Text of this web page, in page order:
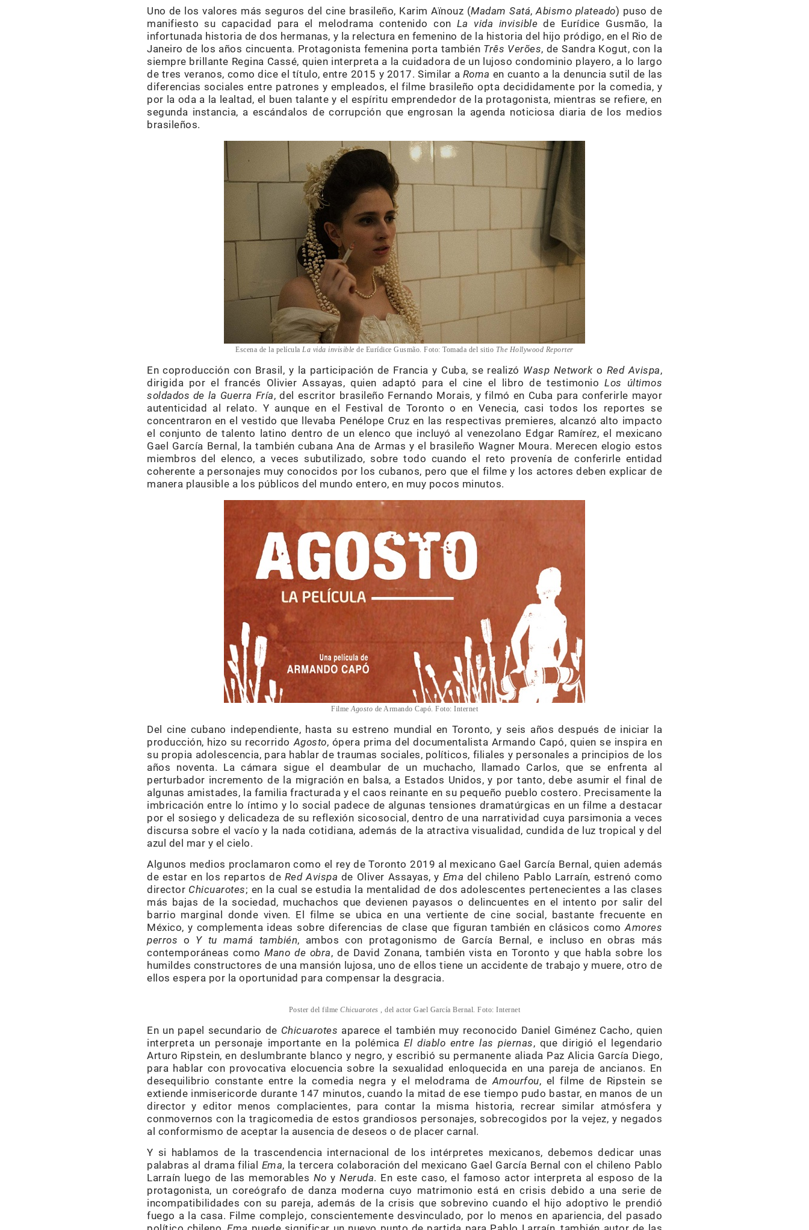
Uno de los valores más seguros del cine brasileño, Karim Aïnouz (Madam Satá,Abismo plateado) puso de
manifiesto su capacidad para el melodrama contenido con La vida invisiblede Eurídice Gusmão, la
infortunada historia de dos hermanas, y la relectura en femenino de la historia del hijo pródigo, en el Rio de
Janeiro de los años cincuenta. Protagonista femenina porta también Três Verões, de Sandra Kogut, con la
siempre brillante Regina Cassé, quien interpreta a la cuidadora de un lujoso condominio playero, a lo largo
de tres veranos, como dice el título, entre 2015 y 2017. Similar a Roma en cuanto a la denuncia sutil de las
diferencias sociales entre patrones y empleados, el filme brasileño opta decididamente por la comedia, y
por la oda a la lealtad, el buen talante y el espíritu emprendedor de la protagonista, mientras se refiere, en
segunda instancia, a escándalos de corrupción que engrosan la agenda noticiosa diaria de los medios
brasileños.
Escena de la películaLa vida invisiblede Eurídice Gusmão. Foto: Tomada del sitio The Hollywood Reporter
En coproducción con Brasil, y la participación de Francia y Cuba, se realizó Wasp Networko Red Avispa,
dirigida por el francés Olivier Assayas, quien adaptó para el cine el libro de testimonioLos últimos
soldados de la Guerra Fría, del escritor brasileño Fernando Morais, y filmó en Cuba para conferirle mayor
autenticidad al relato. Y aunque en el Festival de Toronto o en Venecia, casi todos los reportes se
concentraron en el vestido que llevaba Penélope Cruz en las respectivas premieres, alcanzó alto impacto
el conjunto de talento latino dentro de un elenco que incluyó al venezolano Edgar Ramírez, el mexicano
Gael García Bernal, la también cubana Ana de Armas y el brasileño Wagner Moura. Merecen elogio estos
miembros del elenco, a veces subutilizado, sobre todo cuando el reto provenía de conferirle entidad
coherente a personajes muy conocidos por los cubanos, pero que el filme y los actores deben explicar de
manera plausible a los públicos del mundo entero, en muy pocos minutos.
FilmeAgosto de Armando Capó. Foto: Internet
Del cine cubano independiente, hasta su estreno mundial en Toronto, y seis años después de iniciar la
producción, hizo su recorridoAgosto, ópera prima del documentalista Armando Capó, quien se inspira en
su propia adolescencia, para hablar de traumas sociales, políticos, filiales y personales a principios de los
años noventa. La cámara sigue el deambular de un muchacho, llamado Carlos, que se enfrenta al
perturbador incremento de la migración en balsa, a Estados Unidos, y por tanto, debe asumir el final de
algunas amistades, la familia fracturada y el caos reinante en su pequeño pueblo costero. Precisamente la
imbricación entre lo íntimo y lo social padece de algunas tensiones dramatúrgicas en un filme a destacar
por el sosiego y delicadeza de su reflexión sicosocial, dentro de una narratividad cuya parsimonia a veces
discursa sobre el vacío y la nada cotidiana, además de la atractiva visualidad, cundida de luz tropical y del
azul del mar y el cielo.
Algunos medios proclamaron como el rey de Toronto 2019 al mexicano Gael García Bernal, quien además
de estar en los repartos de Red Avispa de Oliver Assayas, y Ema del chileno Pablo Larraín, estrenó como
director Chicuarotes; en la cual se estudia la mentalidad de dos adolescentes pertenecientes a las clases
más bajas de la sociedad, muchachos que devienen payasos o delincuentes en el intento por salir del
barrio marginal donde viven. El filme se ubica en una vertiente de cine social, bastante frecuente en
México, y complementa ideas sobre diferencias de clase que figuran también en clásicos comoAmores
perros o Y tu mamá también, ambos con protagonismo de García Bernal, e incluso en obras más
contemporáneas comoMano de obra, de David Zonana, también vista en Toronto y que habla sobre los
humildes constructores de una mansión lujosa, uno de ellos tiene un accidente de trabajo y muere, otro de
ellos espera por la oportunidad para compensar la desgracia.
Poster del filmeChicuarotes , del actor Gael García Bernal. Foto: Internet
En un papel secundario de Chicuarotes aparece el también muy reconocido Daniel Giménez Cacho, quien
interpreta un personaje importante en la polémicaEl diablo entre las piernas, que dirigió el legendario
Arturo Ripstein, en deslumbrante blanco y negro, y escribió su permanente aliada Paz Alicia García Diego,
para hablar con provocativa elocuencia sobre la sexualidad enloquecida en una pareja de ancianos. En
desequilibrio constante entre la comedia negra y el melodrama deAmourfou, el filme de Ripstein se
extiende inmisericorde durante 147 minutos, cuando la mitad de ese tiempo pudo bastar, en manos de un
director y editor menos complacientes, para contar la misma historia, recrear similar atmósfera y
conmovernos con la tragicomedia de estos grandiosos personajes, sobrecogidos por la vejez, y negados
al conformismo de aceptar la ausencia de deseos o de placer carnal.
Y si hablamos de la trascendencia internacional de los intérpretes mexicanos, debemos dedicar unas
palabras al drama filial Ema, la tercera colaboración del mexicano Gael García Bernal con el chileno Pablo
Larraín luego de las memorables No yNeruda. En este caso, el famoso actor interpreta al esposo de la
protagonista, un coreógrafo de danza moderna cuyo matrimonio está en crisis debido a una serie de
incompatibilidades con su pareja, además de la crisis que sobrevino cuando el hijo adoptivo le prendió
fuego a la casa. Filme complejo, conscientemente desvinculado, por lo menos en apariencia, del pasado